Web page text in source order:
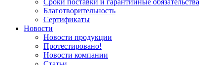
Сроки поставки и гарантийные обязательства
Благотворительность
Сертификаты
Новости
Новости продукции
Протестировано!
Новости компании